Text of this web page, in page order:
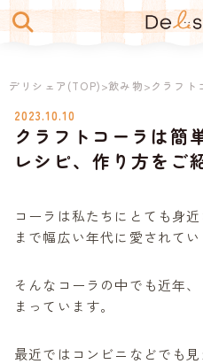
冷凍食品
生鮮
スイーツ
デリシェア >飲み物>クラフト
2023.10.10
クラフトコーラは簡
レシピ、作り方をご
コーラは私たちにとても身
まで幅広い年代に愛されてい
そんなコーラの中でも近年
まっています。
最近ではコンビニなどでも